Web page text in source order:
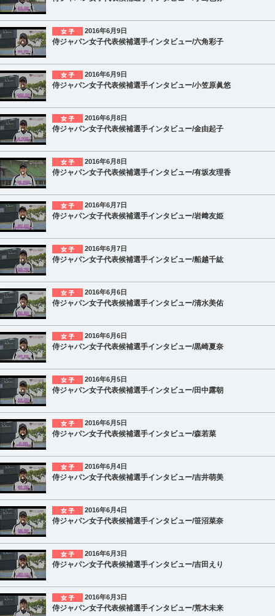
2016年6月9日
侍ジャパン女子代表候補選手インタビュー/六角彩子
2016年6月9日
侍ジャパン女子代表候補選手インタビュー/小笠原眞悠
2016年6月8日
侍ジャパン女子代表候補選手インタビュー/金由起子
2016年6月8日
侍ジャパン女子代表候補選手インタビュー/有坂友理香
2016年6月7日
侍ジャパン女子代表候補選手インタビュー/岩﨑友姫
2016年6月7日
侍ジャパン女子代表候補選手インタビュー/船越千紘
2016年6月6日
侍ジャパン女子代表候補選手インタビュー/清水美佑
2016年6月6日
侍ジャパン女子代表候補選手インタビュー/黒崎夏奈
2016年6月5日
侍ジャパン女子代表候補選手インタビュー/田中露朝
2016年6月5日
侍ジャパン女子代表候補選手インタビュー/森若菜
2016年6月4日
侍ジャパン女子代表候補選手インタビュー/吉井萌美
2016年6月4日
侍ジャパン女子代表候補選手インタビュー/笹沼菜奈
2016年6月3日
侍ジャパン女子代表候補選手インタビュー/吉田えり
2016年6月3日
侍ジャパン女子代表候補選手インタビュー/荒木未来